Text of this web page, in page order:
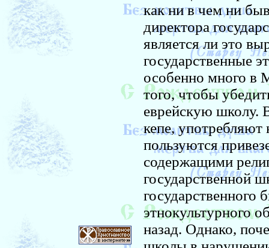
как ни в чем ни
директора
является ли это
государственные
особенно много в
того, чтобы
еврейскую школу.
кепе,
пользуются
содержащими
государственной
государственного
этнокультурного
назад. Однако,